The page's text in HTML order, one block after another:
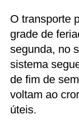
O transporte
grade de
segunda, no
sistema
de fim de
voltam ao
úteis.